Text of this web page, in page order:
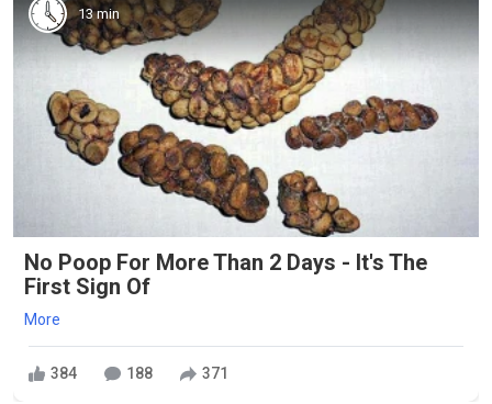
13 min
No Poop For More Than 2 Days - It's The
First Sign Of
More
384 188 371